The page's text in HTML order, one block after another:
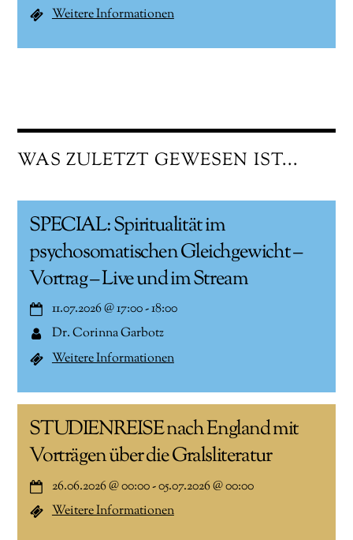
Weitere Informationen
WAS ZULETZT GEWESEN IST...
SPECIAL: Spiritualität im
psychosomatischen Gleichgewicht –
Vortrag – Live und im Stream
11.07.2026@17:00-18:00
Dr. Corinna Garbotz
Weitere Informationen
STUDIENREISE nach England mit
Vorträgen über die Gralsliteratur
26.06.2026@00:00-05.07.2026@00:00
Weitere Informationen